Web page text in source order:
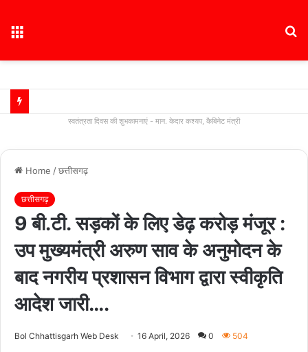
स्वतंत्रता दिवस की शुभकामनाएं - मान. केदार कश्यप, कैबिनेट मंत्री
Home /छत्तीसगढ़
छत्तीसगढ़
9 बी.टी. सड़कों के लिए डेढ़ करोड़ मंजूर :
उप मुख्यमंत्री अरुण साव के अनुमोदन के
बाद नगरीय प्रशासन विभाग द्वारा स्वीकृति
आदेश जारी….
Bol Chhattisgarh Web Desk 16 April, 2026 0 504